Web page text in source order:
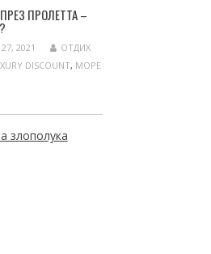
ПРОЛЕТТА –
2021
ОТДИХ
DISCOUNT, МОРЕ
злополука